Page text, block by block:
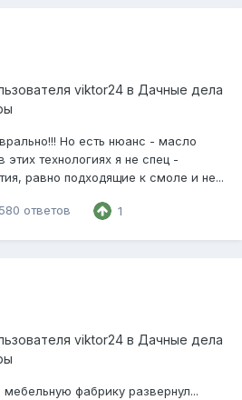
viktor24 в Дачные дела
Но есть нюанс - масло
технологиях я не спец -
равно подходящие к смоле и не...
580 ответов 1
viktor24 в Дачные дела
фабрику развернул...